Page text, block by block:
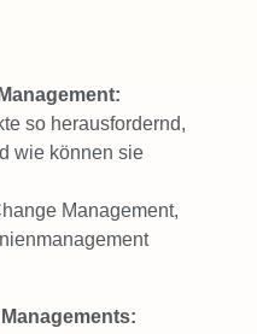
so herausfordernd,
wie können sie
Management,